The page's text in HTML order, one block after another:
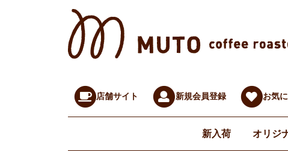
店舗サイト 新規会員登録 お気
新入荷 オリジ